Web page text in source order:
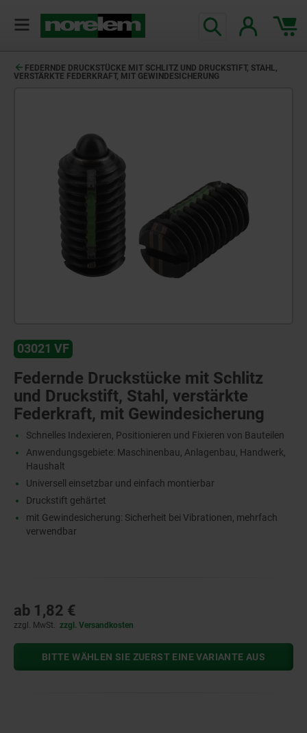
FEDERNDE DRUCKSTÜCKE MIT SCHLITZ UND DRUCKSTIFT, STAHL,
VERSTÄRKTE FEDERKRAFT, MIT GEWINDESICHERUNG
03021 VF
Federnde Druckstücke mit Schlitz
und Druckstift, Stahl, verstärkte
Federkraft, mit Gewindesicherung
Schnelles Indexieren, Positionieren und Fixieren von Bauteilen
Anwendungsgebiete: Maschinenbau, Anlagenbau, Handwerk,
Haushalt
Universell einsetzbar und einfach montierbar
Druckstift gehärtet
mit Gewindesicherung: Sicherheit bei Vibrationen, mehrfach
verwendbar
ab 1,82 €
zzgl. MwSt. zzgl. Versandkosten
BITTE WÄHLEN SIE ZUERST EINE VARIANTE AUS